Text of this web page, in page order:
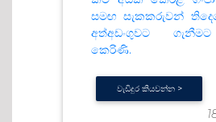
සමඟ සැකකරුවන්
අත්අඩංගුවට
කෙරිණි.
වැඩිදුර කියවන්න >